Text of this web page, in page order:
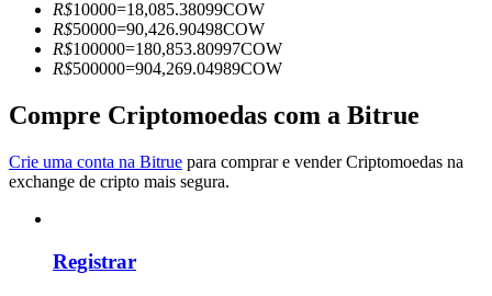
Informação
Análise de big data, incluindo informações comerciais, etc.
Guia
R$10000=18,085.38099COW
R$50000=90,426.90498COW
R$100000=180,853.80997COW
R$500000=904,269.04989COW
Compre Criptomoedas com a Bitrue
Crie uma conta na Bitrue para comprar e vender Criptomoedas na
exchange de cripto mais segura.
Registrar